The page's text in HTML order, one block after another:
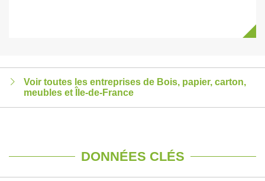
Voir toutes les entreprises de Bois, papier, carton,
meubles et Île-de-France
DONNÉES CLÉS